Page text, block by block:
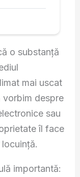
o substanță
mai uscat
vorbim despre
sau
îl face
importantă: